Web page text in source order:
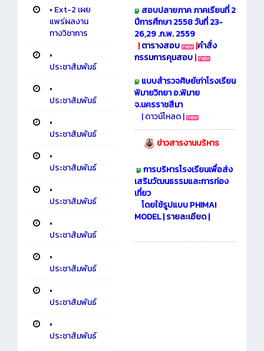
• Ext-2 เผย
แพร่ผลงาน
ทางวิชาการ
•
ประชาสัมพันธ์
•
ประชาสัมพันธ์
•
ประชาสัมพันธ์
•
ประชาสัมพันธ์
•
ประชาสัมพันธ์
•
ประชาสัมพันธ์
•
ประชาสัมพันธ์
•
ประชาสัมพันธ์
•
ประชาสัมพันธ์
สอบปลายภาค ภาคเรียนที่ 2
ปีการศึกษา 2558 วันที่ 23-
26,29 .ก.พ. 2559
|ตารางสอบ |คำสั่ง
กรรมการคุมสอบ|
แบบสำรวจศิษย์เก่าโรงเรียน
พิมายวิทยา อ.พิมาย
จ.นครราชสีมา
|ดาวน์โหลด|
ข่าวสารงานบริหาร
การบริหารโรงเรียนเพื่อส่ง
เสริมวัฒนธรรมและการท่อง
เที่ยว
โดยใช้รูปแบบ PHIMAI
MODEL |รายละเอียด|